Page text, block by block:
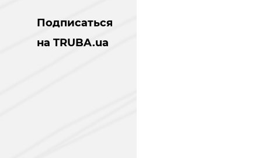
Подписаться
на TRUBA.ua